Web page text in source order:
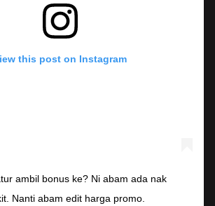
this post on Instagram
ambil bonus ke? Ni abam ada nak
Nanti abam edit harga promo.